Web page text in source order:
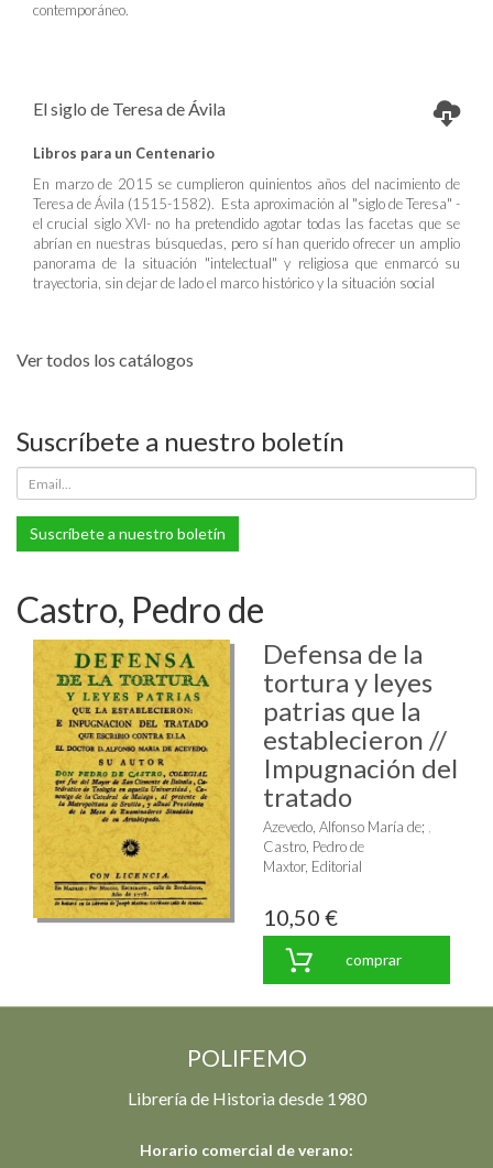
contemporáneo.
El siglo de Teresa de Ávila
Libros para un Centenario
En marzo de 2015 se cumplieron quinientos años del nacimiento de
Teresa de Ávila (1515-1582). Esta aproximación al "siglo de Teresa" -
el crucial siglo XVI- no ha pretendido agotar todas las facetas que se
abrían en nuestras búsquedas, pero sí han querido ofrecer un amplio
panorama de la situación "intelectual" y religiosa que enmarcó su
trayectoria, sin dejar de lado el marco histórico y la situación social
Ver todos los catálogos
Suscríbete a nuestro boletín
Suscríbete a nuestro boletín
Castro, Pedro de
Defensa de la
tortura y leyes
patrias que la
establecieron //
Impugnación del
tratado
Azevedo, Alfonso María de;
Castro, Pedro de
Maxtor, Editorial
10,50 €
comprar
POLIFEMO
Librería de Historia desde 1980
Horario comercial de verano: